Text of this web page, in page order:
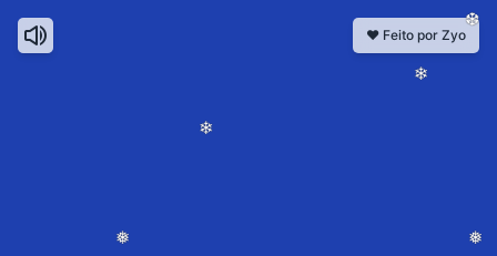
❅
❄
❄
❅
❆
❤️ Feito por Zyo